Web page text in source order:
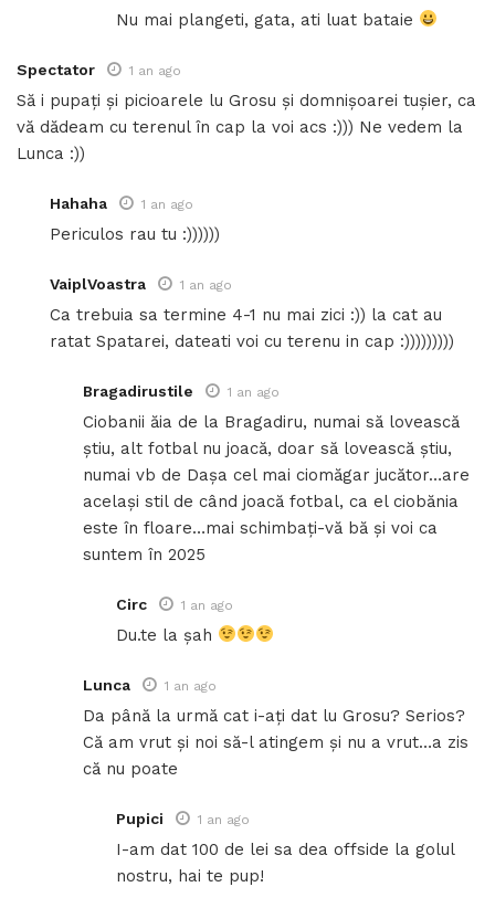
Nu mai plangeti, gata, ati luat bataie
Spectator 1 an ago
Să i pupați și picioarele lu Grosu și domnișoarei tușier, ca
vă dădeam cu terenul în cap la voi acs :))) Ne vedem la
Lunca :))
Hahaha 1 an ago
Periculos rau tu :))))))
VaiplVoastra 1 an ago
Ca trebuia sa termine 4-1 nu mai zici :)) la cat au
ratat Spatarei, dateati voi cu terenu in cap :)))))))))
Bragadirustile 1 an ago
Ciobanii ăia de la Bragadiru, numai să lovească
știu, alt fotbal nu joacă, doar să lovească știu,
numai vb de Dașa cel mai ciomăgar jucător…are
același stil de când joacă fotbal, ca el ciobănia
este în floare…mai schimbați-vă bă și voi ca
suntem în 2025
Circ 1 an ago
Du.te la șah
Lunca 1 an ago
Da până la urmă cat i-ați dat lu Grosu? Serios?
Că am vrut și noi să-l atingem și nu a vrut…a zis
că nu poate
Pupici 1 an ago
I-am dat 100 de lei sa dea offside la golul
nostru, hai te pup!